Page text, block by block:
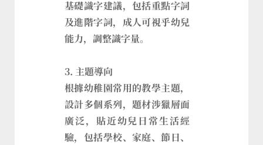
基礎識字建議，包括重點字詞
及進階字詞，成人可視乎幼兒
能力，調整識字量。
3. 主題導向
根據幼稚園常用的教學主題，
設計多個系列，題材涉獵層面
廣泛，貼近幼兒日常生活經
驗，包括學校、家庭、節日、